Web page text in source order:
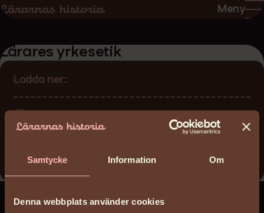
Samtycke Information Om
Denna webbplats använder cookies
Hoppa
innehåll
Hoppa
huvudnavigering
Meny
Lärares yrkesetik
Ladda ner:
Anna Jändel Holst